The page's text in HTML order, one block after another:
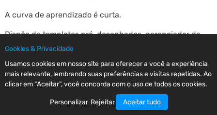
A curva de aprendizado é curta.
Dispõe de templates pré-desenhados, gerenciador de
contatos intuitivo e automações básicas pré-
ativadas com poucos cliques.
É ideal para obter resultados rápidos sem
complicações técnicas.
Cookies & Privacidade
Usamos cookies em nosso site para oferecer a você a experiência
mais relevante, lembrando suas preferências e visitas repetidas. Ao
clicar em “Aceitar”, você concorda com o uso de todos os cookies.
Personalizar Rejeitar Aceitar tudo